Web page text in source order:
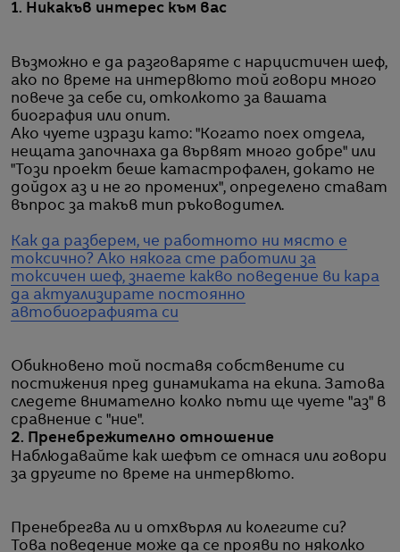
1. Никакъв интерес към вас
Възможно е да разговаряте с нарцистичен шеф,
ако по време на интервюто той говори много
повече за себе си, отколкото за вашата
биография или опит.
Ако чуете изрази като: "Когато поех отдела,
нещата започнаха да вървят много добре" или
"Този проект беше катастрофален, докато не
дойдох аз и не го промених", определено стават
въпрос за такъв тип ръководител.
Как да разберем, че работното ни място е
токсично? Ако някога сте работили за
токсичен шеф, знаете какво поведение ви кара
да актуализирате постоянно
автобиографията си
Обикновено той поставя собствените си
постижения пред динамиката на екипа. Затова
следете внимателно колко пъти ще чуете "аз" в
сравнение с "ние".
2. Пренебрежително отношение
Наблюдавайте как шефът се отнася или говори
за другите по време на интервюто.
Пренебрегва ли и отхвърля ли колегите си?
Това поведение може да се прояви по няколко